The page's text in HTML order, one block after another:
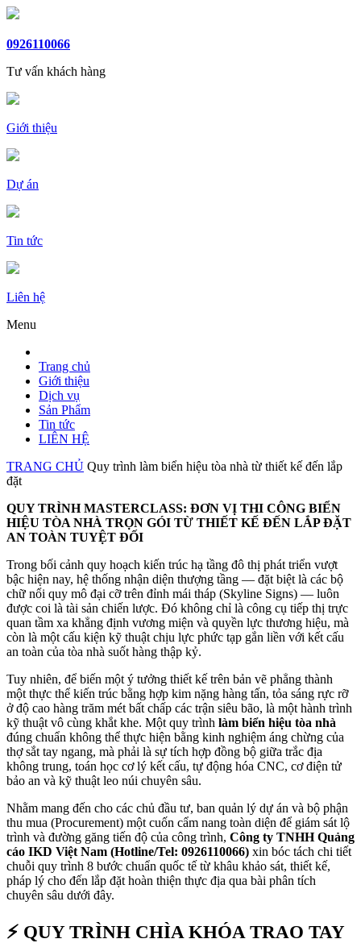
0926110066
Tư vấn khách hàng
Giới thiệu
Dự án
Tin tức
Liên hệ
Menu
Trang chủ
Giới thiệu
Dịch vụ
Sản Phẩm
Tin tức
LIÊN HỆ
TRANG CHỦ Quy trình làm biển hiệu tòa nhà từ thiết kế đến lắp
đặt
QUY TRÌNH MASTERCLASS: ĐƠN VỊ THI CÔNG BIỂN
HIỆU TÒA NHÀ TRỌN GÓI TỪ THIẾT KẾ ĐẾN LẮP ĐẶT
AN TOÀN TUYỆT ĐỐI
Trong bối cảnh quy hoạch kiến trúc hạ tầng đô thị phát triển vượt
bậc hiện nay, hệ thống nhận diện thượng tầng — đặt biệt là các bộ
chữ nổi quy mô đại cỡ trên đỉnh mái tháp (Skyline Signs) — luôn
được coi là tài sản chiến lược. Đó không chỉ là công cụ tiếp thị trực
quan tầm xa khẳng định vương miện và quyền lực thương hiệu, mà
còn là một cấu kiện kỹ thuật chịu lực phức tạp gắn liền với kết cấu
an toàn của tòa nhà suốt hàng thập kỷ.
Tuy nhiên, để biến một ý tưởng thiết kế trên bản vẽ phẳng thành
một thực thể kiến trúc bằng hợp kim nặng hàng tấn, tỏa sáng rực rỡ
ở độ cao hàng trăm mét bất chấp các trận siêu bão, là một hành trình
kỹ thuật vô cùng khắt khe. Một quy trình làm biển hiệu tòa nhà
đúng chuẩn không thể thực hiện bằng kinh nghiệm áng chừng của
thợ sắt tay ngang, mà phải là sự tích hợp đồng bộ giữa trắc địa
không trung, toán học cơ lý kết cấu, tự động hóa CNC, cơ điện tử
bảo an và kỹ thuật leo núi chuyên sâu.
Nhằm mang đến cho các chủ đầu tư, ban quản lý dự án và bộ phận
thu mua (Procurement) một cuốn cẩm nang toàn diện để giám sát lộ
trình và đường găng tiến độ của công trình, Công ty TNHH Quảng
cáo IKD Việt Nam (Hotline/Tel: 0926110066) xin bóc tách chi tiết
chuỗi quy trình 8 bước chuẩn quốc tế từ khâu khảo sát, thiết kế,
pháp lý cho đến lắp đặt hoàn thiện thực địa qua bài phân tích
chuyên sâu dưới đây.
⚡ QUY TRÌNH CHÌA KHÓA TRAO TAY